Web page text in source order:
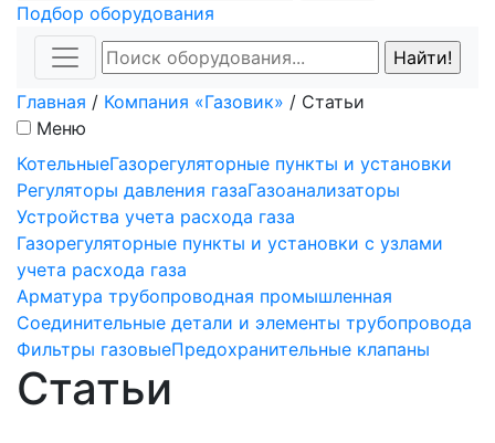
Подбор оборудования
Главная / Компания «Газовик» / Статьи
Меню
КотельныеГазорегуляторные пункты и установки
Регуляторы давления газаГазоанализаторы
Устройства учета расхода газа
Газорегуляторные пункты и установки с узлами
учета расхода газа
Арматура трубопроводная промышленная
Соединительные детали и элементы трубопровода
Фильтры газовыеПредохранительные клапаны
Статьи